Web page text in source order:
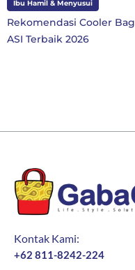
Ibu Hamil & Menyusui
Rekomendasi Cooler Bag
ASI Terbaik 2026
Kontak Kami:
+62 811-8242-224